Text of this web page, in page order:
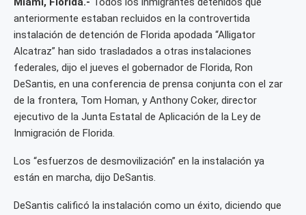
anteriormente estaban recluidos en la controvertida
instalación de detención de Florida apodada “Alligator
Alcatraz” han sido trasladados a otras instalaciones
federales, dijo el jueves el gobernador de Florida, Ron
DeSantis, en una conferencia de prensa conjunta con el zar
de la frontera, Tom Homan, y Anthony Coker, director
ejecutivo de la Junta Estatal de Aplicación de la Ley de
Inmigración de Florida.
Los “esfuerzos de desmovilización” en la instalación ya
están en marcha, dijo DeSantis.
DeSantis calificó la instalación como un éxito, diciendo que